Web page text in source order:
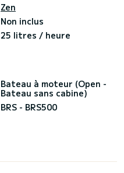
Zen
Non inclus
25 litres / heure
Bateau à moteur (Open -
Bateau sans cabine)
BRS - BRS500